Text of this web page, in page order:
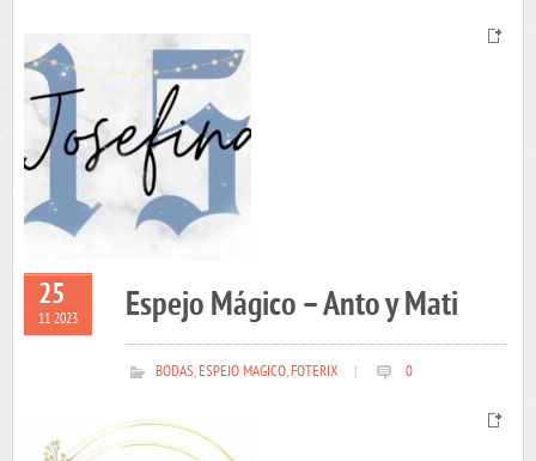
25
11 2023 Espejo Mágico – Anto y Mati
BODAS,ESPEJO MAGICO,FOTERIX 0